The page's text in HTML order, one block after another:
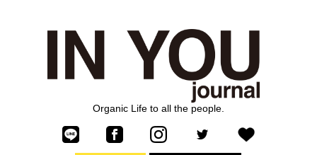
Organic Life to all the people.